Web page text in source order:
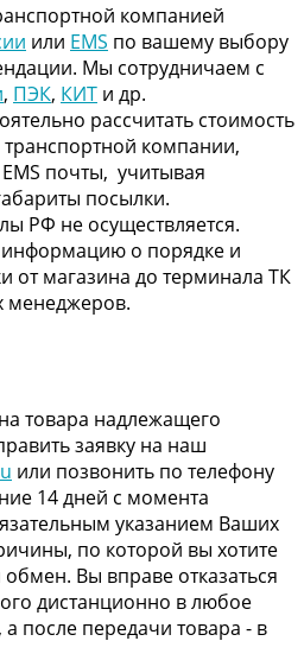
компанией
или EMS по вашему выбору
Мы сотрудничаем с
, ПЭК, КИТ и др.
рассчитать стоимость
транспортной компании,
почты, учитывая
посылки.
РФ не осуществляется.
о порядке и
от магазина до терминала ТК
менеджеров.
товара надлежащего
заявку на наш
или позвонить по телефону
14 дней с момента
указанием Ваших
по которой вы хотите
Вы вправе отказаться
дистанционно в любое
после передачи товара - в